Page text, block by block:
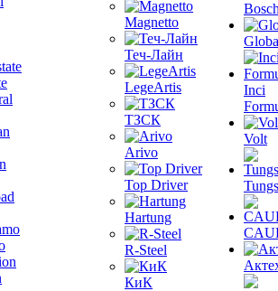
Magnetto
Теч-Лайн
LegeArtis
ТЗСК
Arivo
Top Driver
Hartung
R-Steel
КиК
Inci
Volt